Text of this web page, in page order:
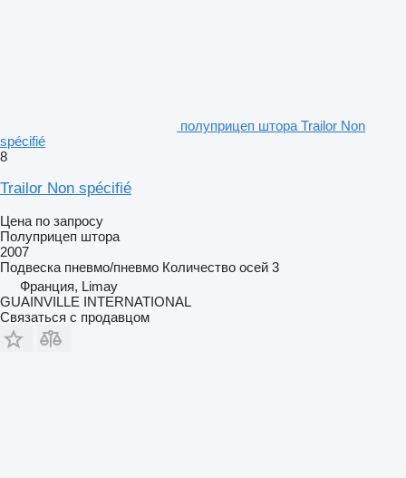
полуприцеп штора Trailor Non
spécifié
8
Trailor Non spécifié
Цена по запросу
Полуприцеп штора
2007
Подвеска пневмо/пневмо Количество осей 3
Франция, Limay
GUAINVILLE INTERNATIONAL
Связаться с продавцом